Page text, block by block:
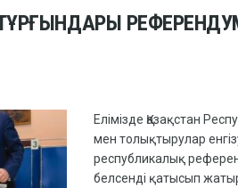
ТҰРҒЫНДАРЫ
Елімізде Қазақстан
мен толықтырулар
республикалық
белсенді қатысып